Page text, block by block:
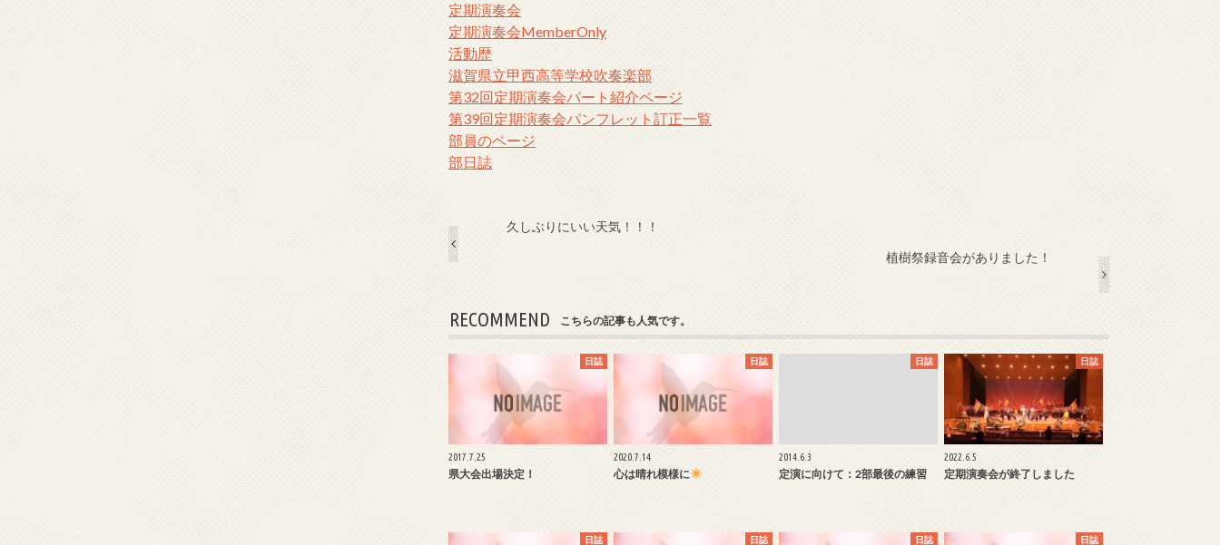
定期演奏会
定期演奏会MemberOnly
活動歴
滋賀県立甲西高等学校吹奏楽部
第32回定期演奏会パート紹介ページ
第39回定期演奏会パンフレット訂正一覧
部員のページ
部日誌
久しぶりにいい天気！！！
植樹祭録音会がありました！
RECOMMEND こちらの記事も人気です。
日誌
2017.7.25
県大会出場決定！
日誌
2020.7.14
心は晴れ模様に
日誌
2014.6.3
定演に向けて：2部最後の練習
日誌
2022.6.5
定期演奏会が終了しました
日誌 日誌 日誌 日誌